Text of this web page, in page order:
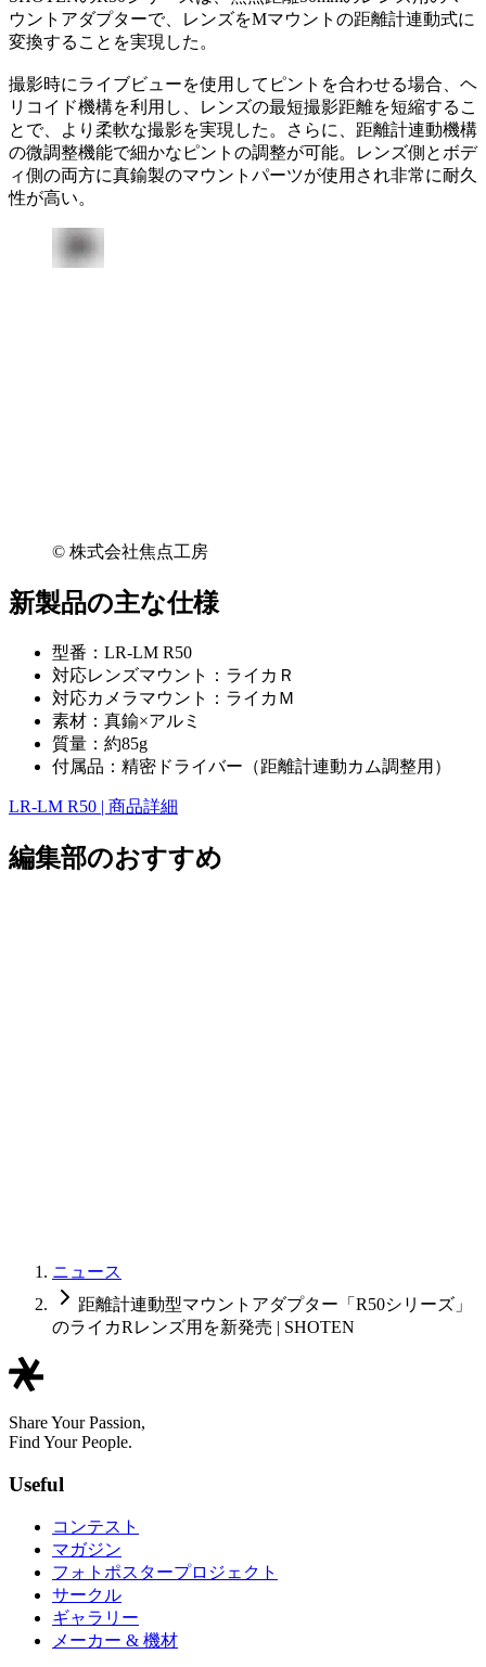
ウントアダプターで、レンズをMマウントの距離計連動式に
変換することを実現した。
撮影時にライブビューを使用してピントを合わせる場合、ヘ
リコイド機構を利用し、レンズの最短撮影距離を短縮するこ
とで、より柔軟な撮影を実現した。さらに、距離計連動機構
の微調整機能で細かなピントの調整が可能。レンズ側とボデ
ィ側の両方に真鍮製のマウントパーツが使用され非常に耐久
性が高い。
©︎ 株式会社焦点工房
新製品の主な仕様
型番：LR-LM R50
対応レンズマウント：ライカＲ
対応カメラマウント：ライカＭ
素材：真鍮×アルミ
質量：約85g
付属品：精密ドライバー（距離計連動カム調整用）
LR-LM R50 | 商品詳細
編集部のおすすめ
ニュース
距離計連動型マウントアダプター「R50シリーズ」
のライカRレンズ用を新発売 | SHOTEN
Share Your Passion,
Find Your People.
Useful
コンテスト
マガジン
フォトポスタープロジェクト
サークル
ギャラリー
メーカー & 機材